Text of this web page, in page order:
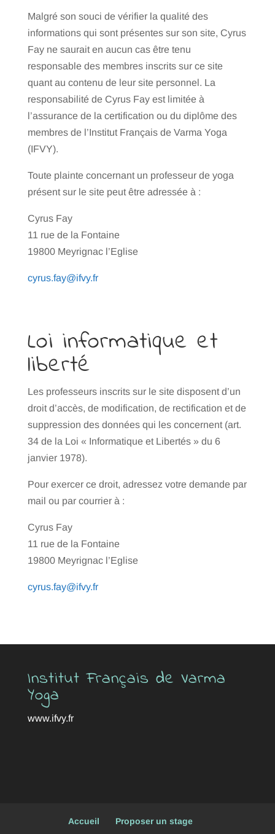
Malgré son souci de vérifier la qualité des
informations qui sont présentes sur son site, Cyrus
Fay ne saurait en aucun cas être tenu
responsable des membres inscrits sur ce site
quant au contenu de leur site personnel. La
responsabilité de Cyrus Fay est limitée à
l’assurance de la certification ou du diplôme des
membres de l’Institut Français de Varma Yoga
(IFVY).
Toute plainte concernant un professeur de yoga
présent sur le site peut être adressée à :
Cyrus Fay
11 rue de la Fontaine
19800 Meyrignac l’Eglise
cyrus.fay@ifvy.fr
Loi informatique et
liberté
Les professeurs inscrits sur le site disposent d’un
droit d’accès, de modification, de rectification et de
suppression des données qui les concernent (art.
34 de la Loi « Informatique et Libertés » du 6
janvier 1978).
Pour exercer ce droit, adressez votre demande par
mail ou par courrier à :
Cyrus Fay
11 rue de la Fontaine
19800 Meyrignac l’Eglise
cyrus.fay@ifvy.fr
Institut Français de Varma
Yoga
www.ifvy.fr
Accueil
Proposer un stage